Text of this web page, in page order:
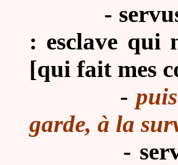
-
: esclave qui
[qui fait mes
- puis
garde, à la
-